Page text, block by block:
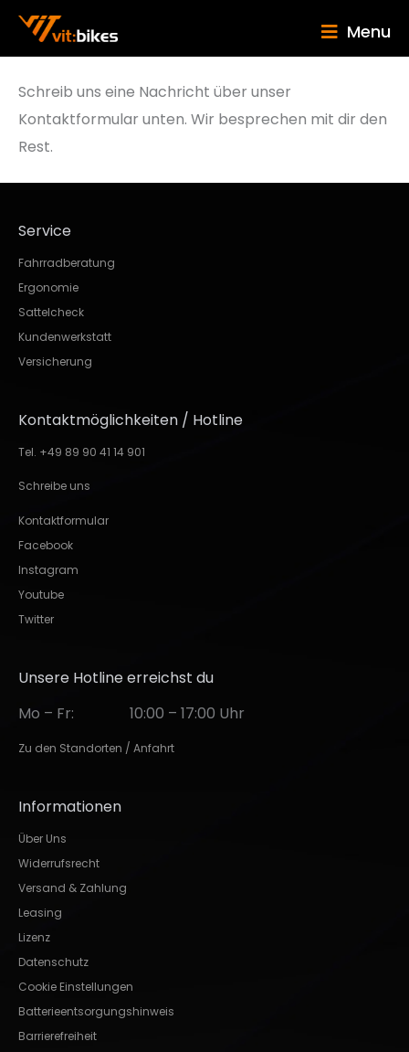
Menu
Schreib uns eine Nachricht über unser
Kontaktformular unten. Wir besprechen mit dir den
Rest.
Service
Fahrradberatung
Ergonomie
Sattelcheck
Kundenwerkstatt
Versicherung
Kontaktmöglichkeiten / Hotline
Tel. +49 89 90 41 14 901
Schreibe uns
Kontaktformular
Facebook
Instagram
Youtube
Twitter
Unsere Hotline erreichst du
Mo – Fr:
10:00 – 17:00 Uhr
Zu den Standorten / Anfahrt
Informationen
Über Uns
Widerrufsrecht
Versand & Zahlung
Leasing
Lizenz
Datenschutz
Cookie Einstellungen
Batterieentsorgungshinweis
Barrierefreiheit